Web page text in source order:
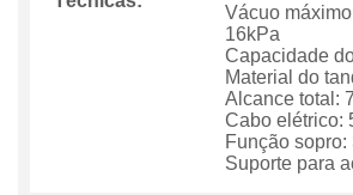
Vácuo
16kPa
Capacidade
Material do
Alcance total:
Cabo elétrico:
Função sopro:
Suporte para